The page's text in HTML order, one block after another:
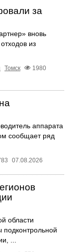
за
вновь
из
Томск
1980
аппарата
сообщает ряд
07.08.2026
области
подконтрольной
...